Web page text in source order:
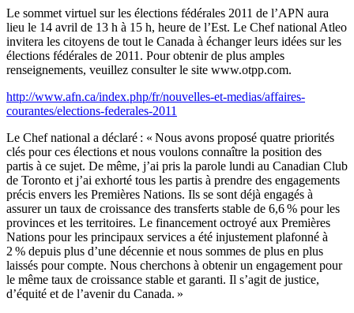
Le sommet virtuel sur les élections fédérales 2011 de l’APN aura
lieu le 14 avril de 13 h à 15 h, heure de l’Est. Le Chef national Atleo
invitera les citoyens de tout le Canada à échanger leurs idées sur les
élections fédérales de 2011. Pour obtenir de plus amples
renseignements, veuillez consulter le site www.otpp.com.
http://www.afn.ca/index.php/fr/nouvelles-et-medias/affaires-
courantes/elections-federales-2011
Le Chef national a déclaré : « Nous avons proposé quatre priorités
clés pour ces élections et nous voulons connaître la position des
partis à ce sujet. De même, j’ai pris la parole lundi au Canadian Club
de Toronto et j’ai exhorté tous les partis à prendre des engagements
précis envers les Premières Nations. Ils se sont déjà engagés à
assurer un taux de croissance des transferts stable de 6,6 % pour les
provinces et les territoires. Le financement octroyé aux Premières
Nations pour les principaux services a été injustement plafonné à
2 % depuis plus d’une décennie et nous sommes de plus en plus
laissés pour compte. Nous cherchons à obtenir un engagement pour
le même taux de croissance stable et garanti. Il s’agit de justice,
d’équité et de l’avenir du Canada. »